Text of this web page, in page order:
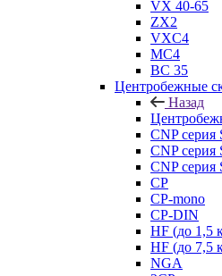
VX 40-65
ZX2
VXC4
MC4
BC 35
Центробежные
Назад
CNP серия
CNP серия
CNP
CP
CP-mono
CP-DIN
HF (до 1,5
HF (до 7,5
NGA